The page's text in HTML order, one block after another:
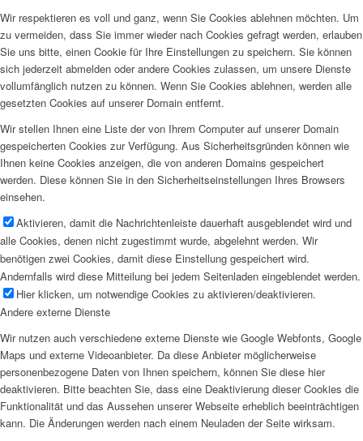
Wir respektieren es voll und ganz, wenn Sie Cookies ablehnen möchten. Um
zu vermeiden, dass Sie immer wieder nach Cookies gefragt werden, erlauben
Sie uns bitte, einen Cookie für Ihre Einstellungen zu speichern. Sie können
sich jederzeit abmelden oder andere Cookies zulassen, um unsere Dienste
vollumfänglich nutzen zu können. Wenn Sie Cookies ablehnen, werden alle
gesetzten Cookies auf unserer Domain entfernt.
Wir stellen Ihnen eine Liste der von Ihrem Computer auf unserer Domain
gespeicherten Cookies zur Verfügung. Aus Sicherheitsgründen können wie
Ihnen keine Cookies anzeigen, die von anderen Domains gespeichert
werden. Diese können Sie in den Sicherheitseinstellungen Ihres Browsers
einsehen.
Aktivieren, damit die Nachrichtenleiste dauerhaft ausgeblendet wird und
alle Cookies, denen nicht zugestimmt wurde, abgelehnt werden. Wir
benötigen zwei Cookies, damit diese Einstellung gespeichert wird.
Andernfalls wird diese Mitteilung bei jedem Seitenladen eingeblendet werden.
Hier klicken, um notwendige Cookies zu aktivieren/deaktivieren.
Andere externe Dienste
Wir nutzen auch verschiedene externe Dienste wie Google Webfonts, Google
Maps und externe Videoanbieter. Da diese Anbieter möglicherweise
personenbezogene Daten von Ihnen speichern, können Sie diese hier
deaktivieren. Bitte beachten Sie, dass eine Deaktivierung dieser Cookies die
Funktionalität und das Aussehen unserer Webseite erheblich beeinträchtigen
kann. Die Änderungen werden nach einem Neuladen der Seite wirksam.